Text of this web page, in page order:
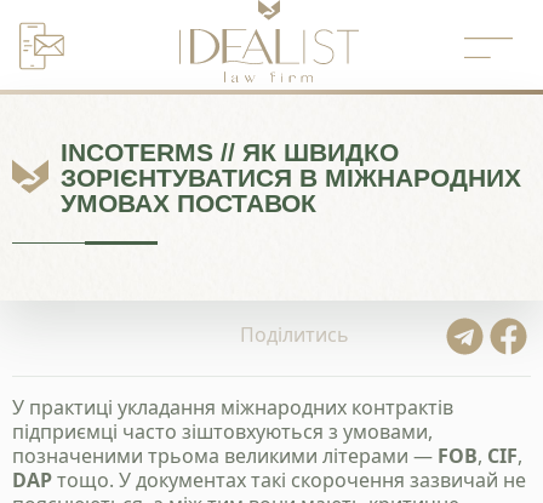
Перейти
до
INCOTERMS // ЯК ШВИДКО
ЗОРІЄНТУВАТИСЯ В МІЖНАРОДНИХ
УМОВАХ ПОСТАВОК
Поділитись
У практиці укладання міжнародних контрактів
підприємці часто зіштовхуються з умовами,
позначеними трьома великими літерами — FOB, CIF,
DAPтощо. У документах такі скорочення зазвичай не